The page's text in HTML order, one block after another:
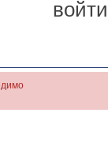
войти